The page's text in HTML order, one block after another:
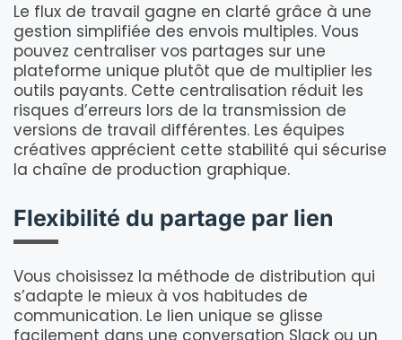
Le flux de travail gagne en clarté grâce à une
gestion simplifiée des envois multiples. Vous
pouvez centraliser vos partages sur une
plateforme unique plutôt que de multiplier les
outils payants. Cette centralisation réduit les
risques d’erreurs lors de la transmission de
versions de travail différentes. Les équipes
créatives apprécient cette stabilité qui sécurise
la chaîne de production graphique.
Flexibilité du partage par lien
Vous choisissez la méthode de distribution qui
s’adapte le mieux à vos habitudes de
communication. Le lien unique se glisse
facilement dans une conversation Slack ou un